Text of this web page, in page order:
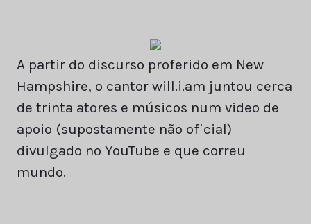
A partir do discurso proferido em New
Hampshire, o cantor will.i.am juntou cerca
de trinta atores e músicos num video de
apoio (supostamente não oficial)
divulgado no YouTube e que correu
mundo.